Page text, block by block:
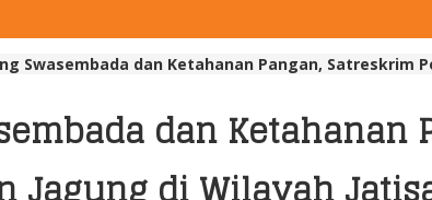
Swasembada dan Ketahanan Pangan, Satreskrim
dan Ketahanan